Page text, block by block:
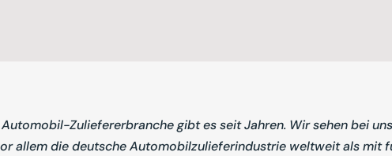
Zuliefererbranche gibt es seit Jahren. Wir sehen bei
allem die deutsche Automobilzulieferindustrie weltweit als mit